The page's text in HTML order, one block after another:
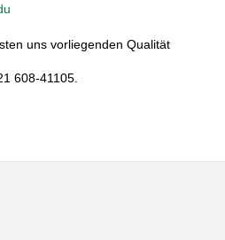
uns vorliegenden Qualität
608-41105.